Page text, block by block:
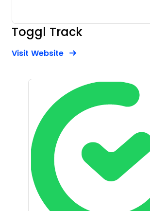
Toggl Track
Visit WebsiteOpens New Window